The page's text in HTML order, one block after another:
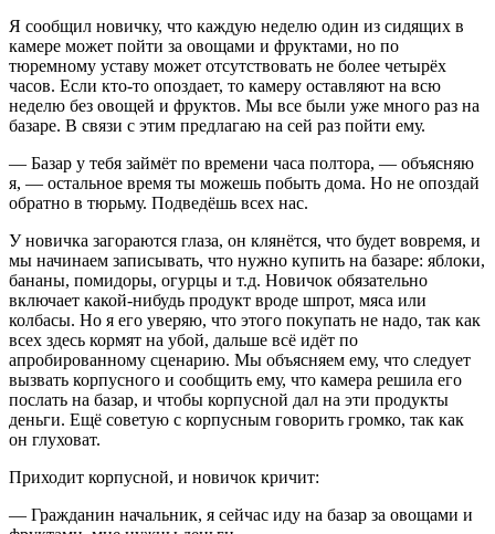
Я сообщил новичку, что каждую неделю один из сидящих в
камере может пойти за овощами и фруктами, но по
тюремному уставу может отсутствовать не более четырёх
часов. Если кто-то опоздает, то камеру оставляют на всю
неделю без овощей и фруктов. Мы все были уже много раз на
базаре. В связи с этим предлагаю на сей раз пойти ему.
— Базар у тебя займёт по времени часа полтора, — объясняю
я, — остальное время ты можешь побыть дома. Но не опоздай
обратно в тюрьму. Подведёшь всех нас.
У новичка загораются глаза, он клянётся, что будет вовремя, и
мы начинаем записывать, что нужно купить на базаре: яблоки,
бананы, помидоры, огурцы и т.д. Новичок обязательно
включает какой-нибудь продукт вроде шпрот, мяса или
колбасы. Но я его уверяю, что этого покупать не надо, так как
всех здесь кормят на убой, дальше всё идёт по
апробированному сценарию. Мы объясняем ему, что следует
вызвать корпусного и сообщить ему, что камера решила его
послать на базар, и чтобы корпусной дал на эти продукты
деньги. Ещё советую с корпусным говорить громко, так как
он глуховат.
Приходит корпусной, и новичок кричит:
— Гражданин начальник, я сейчас иду на базар за овощами и